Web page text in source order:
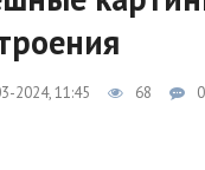
2024, 11:45 68 0